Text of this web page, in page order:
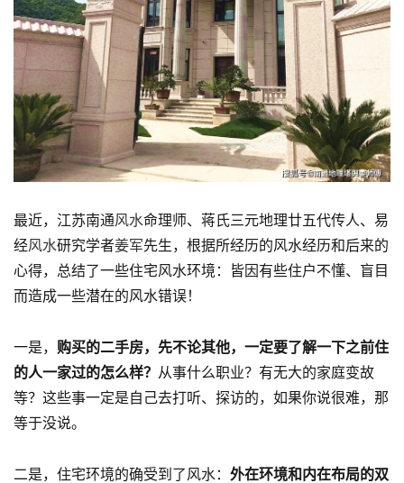
最近，江苏南通风水命理师、蒋氏三元地理廿五代传人、易
经风水研究学者姜军先生，根据所经历的风水经历和后来的
心得，总结了一些住宅风水环境：皆因有些住户不懂、盲目
而造成一些潜在的风水错误！
一是， 购买的二手房，先不论其他，一定要了解一下之前住
的人一家过的怎么样？ 从事什么职业？有无大的家庭变故
等？这些事一定是自己去打听、探访的，如果你说很难，那
等于没说。
二是，住宅环境的确受到了风水： 外在环境和内在布局的双